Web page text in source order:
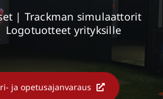
| Trackman simulaattorit
yrityksille
ja opetusajanvaraus